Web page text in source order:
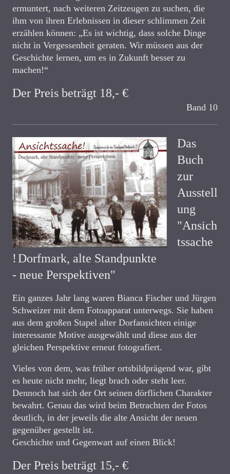
ermuntert, nach weiteren Zeitzeugen zu suchen, die
ihm von ihren Erlebnissen in dieser schlimmen Zeit
erzählen können: „Es ist wichtig, dass solche Dinge
nicht in Vergessenheit geraten. Wir müssen aus der
Geschichte lernen, um es in Zukunft besser zu
machen!“
Der Preis beträgt 18,- €
Band 10
Das
Buch
zur
Ausstell
ung
"Ansich
tssache
!Dorfmark, alte Standpunkte
- neue Perspektiven"
Ein ganzes Jahr lang waren Bianca Fischer und Jürgen
Schweizer mit dem Fotoapparat unterwegs. Sie haben
aus dem großen Stapel alter Dorfansichten einige
interessante Motive ausgewählt und diese aus der
gleichen Perspektive erneut fotografiert.
Vieles von dem, was früher ortsbildprägend war, gibt
es heute nicht mehr, liegt brach oder steht leer.
Dennoch hat sich der Ort seinen dörflichen Charakter
bewahrt. Genau das wird beim Betrachten der Fotos
deutlich, in der jeweils die alte Ansicht der neuen
gegenüber gestellt ist.
Geschichte und Gegenwart auf einen Blick!
Der Preis beträgt 15,- €